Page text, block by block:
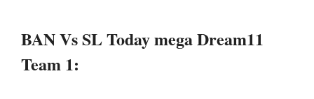
BAN Vs SL Today mega Dream11
Team 1: